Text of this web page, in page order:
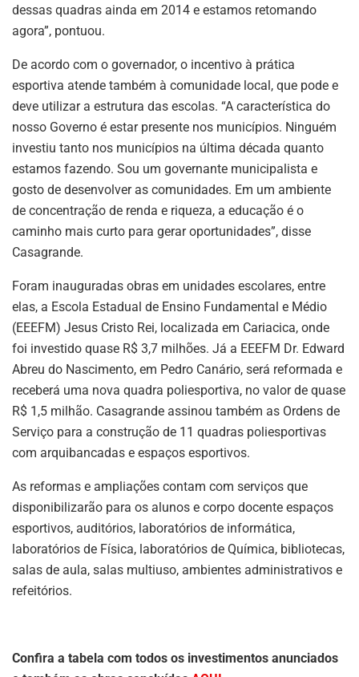
dessas quadras ainda em 2014 e estamos retomando
agora”, pontuou.
De acordo com o governador, o incentivo à prática
esportiva atende também à comunidade local, que pode e
deve utilizar a estrutura das escolas. “A característica do
nosso Governo é estar presente nos municípios. Ninguém
investiu tanto nos municípios na última década quanto
estamos fazendo. Sou um governante municipalista e
gosto de desenvolver as comunidades. Em um ambiente
de concentração de renda e riqueza, a educação é o
caminho mais curto para gerar oportunidades”, disse
Casagrande.
Foram inauguradas obras em unidades escolares, entre
elas, a Escola Estadual de Ensino Fundamental e Médio
(EEEFM) Jesus Cristo Rei, localizada em Cariacica, onde
foi investido quase R$ 3,7 milhões. Já a EEEFM Dr. Edward
Abreu do Nascimento, em Pedro Canário, será reformada e
receberá uma nova quadra poliesportiva, no valor de quase
R$ 1,5 milhão. Casagrande assinou também as Ordens de
Serviço para a construção de 11 quadras poliesportivas
com arquibancadas e espaços esportivos.
As reformas e ampliações contam com serviços que
disponibilizarão para os alunos e corpo docente espaços
esportivos, auditórios, laboratórios de informática,
laboratórios de Física, laboratórios de Química, bibliotecas,
salas de aula, salas multiuso, ambientes administrativos e
refeitórios.
Confira a tabela com todos os investimentos anunciados